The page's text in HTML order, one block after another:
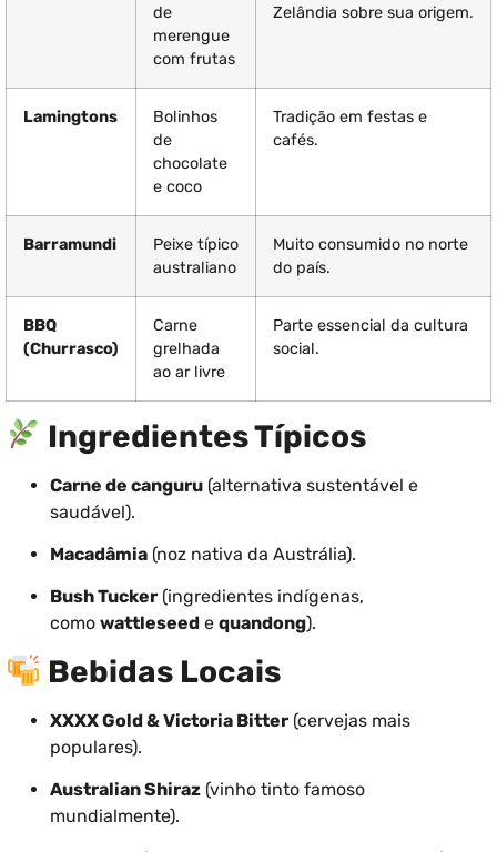
de
merengue
com frutas
Zelândia sobre sua origem.
Lamingtons
Bolinhos
de
chocolate
e coco
Tradição em festas e
cafés.
Barramundi
Peixe típico
australiano
Muito consumido no norte
do país.
BBQ
(Churrasco)
Carne
grelhada
ao ar livre
Parte essencial da cultura
social.
Ingredientes Típicos
Carne de canguru (alternativa sustentável e
saudável).
Macadâmia (noz nativa da Austrália).
Bush Tucker (ingredientes indígenas,
como wattleseed e quandong).
Bebidas Locais
XXXX Gold & Victoria Bitter (cervejas mais
populares).
Australian Shiraz (vinho tinto famoso
mundialmente).